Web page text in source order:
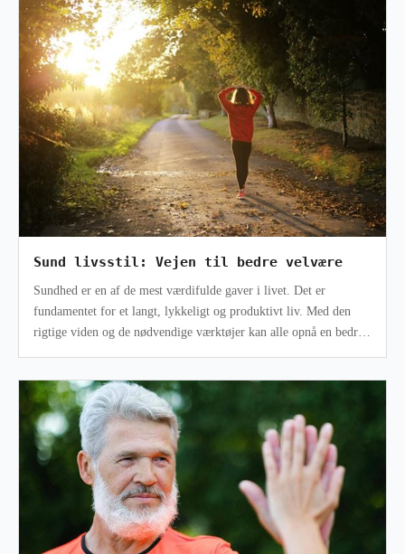
Sund livsstil: Vejen til bedre velvære
Sundhed er en af de mest værdifulde gaver i livet. Det er
fundamentet for et langt, lykkeligt og produktivt liv. Med den
rigtige viden og de nødvendige værktøjer kan alle opnå en bedre